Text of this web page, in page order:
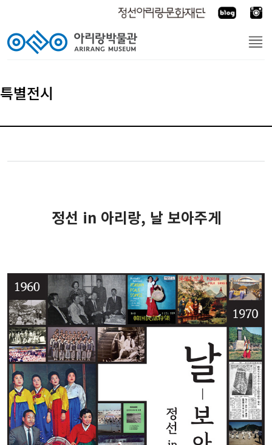
특별전시
정선 in 아리랑, 날 보아주게